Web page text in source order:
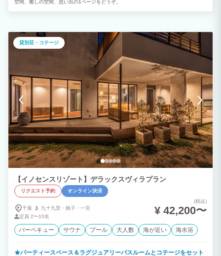
空間、癒しの空間、思い出の1ページをどうぞ。
貸別荘・コテージ
【イノセンスリゾート】デラックスヴィラプラン
リクエスト予約 オンライン決済
千葉 九十九里・ 銚子・ 一宮
定員 2〜10名
(税込)
¥ 42,200〜
バーベキュー サウナ プール 大人数 海が近い 海水浴
★パーティースペース＆ラグジュアリーバスルームとコテージをセット